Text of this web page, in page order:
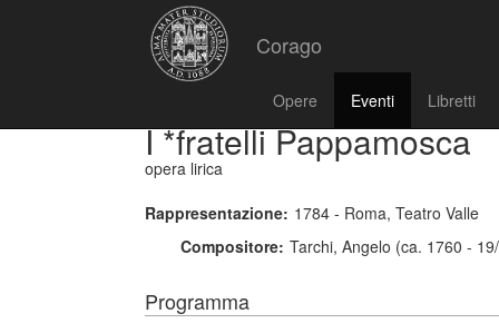
Corago
Opere Eventi Libretti
I *fratelli Pappamosca
opera lirica
Rappresentazione: 1784 - Roma, Teatro Valle
Compositore: Tarchi, Angelo (ca. 1760 -
Programma